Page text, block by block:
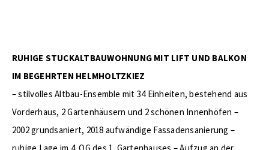
RUHIGE STUCKALTBAUWOHNUNG MIT LIFT UND BALKON
IM BEGEHRTEN HELMHOLTZKIEZ
– stilvolles Altbau-Ensemble mit 34 Einheiten, bestehend aus
Vorderhaus, 2 Gartenhäusern und 2 schönen Innenhöfen –
2002 grundsaniert, 2018 aufwändige Fassadensanierung –